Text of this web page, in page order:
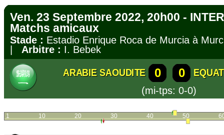
Ven. 23 Septembre 2022, 20h00 -
Matchs amicaux
Stade : Estadio Enrique Roca de Murcia à
Arbitre : I. Bebek
ARABIE SAOUDITE 0 0
(mi-tps: 0-0)
1 10 20 30 40 50